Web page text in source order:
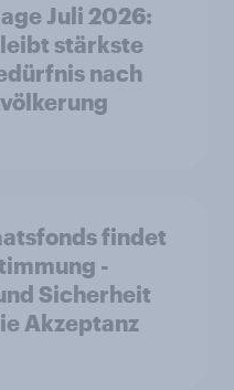
Juli 2026:
stärkste
nach
findet
-
Sicherheit
Akzeptanz